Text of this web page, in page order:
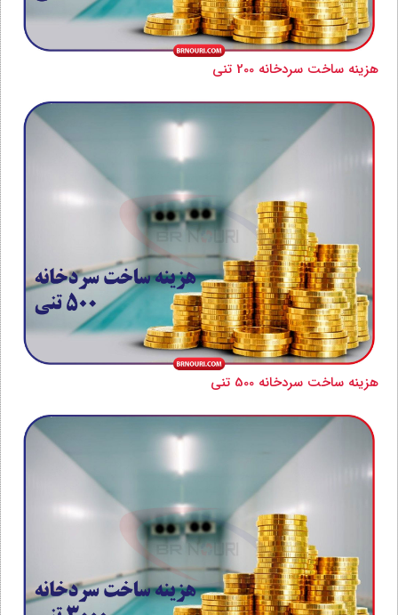
هزینه ساخت سردخانه 200 تنی
هزینه ساخت سردخانه 500 تنی